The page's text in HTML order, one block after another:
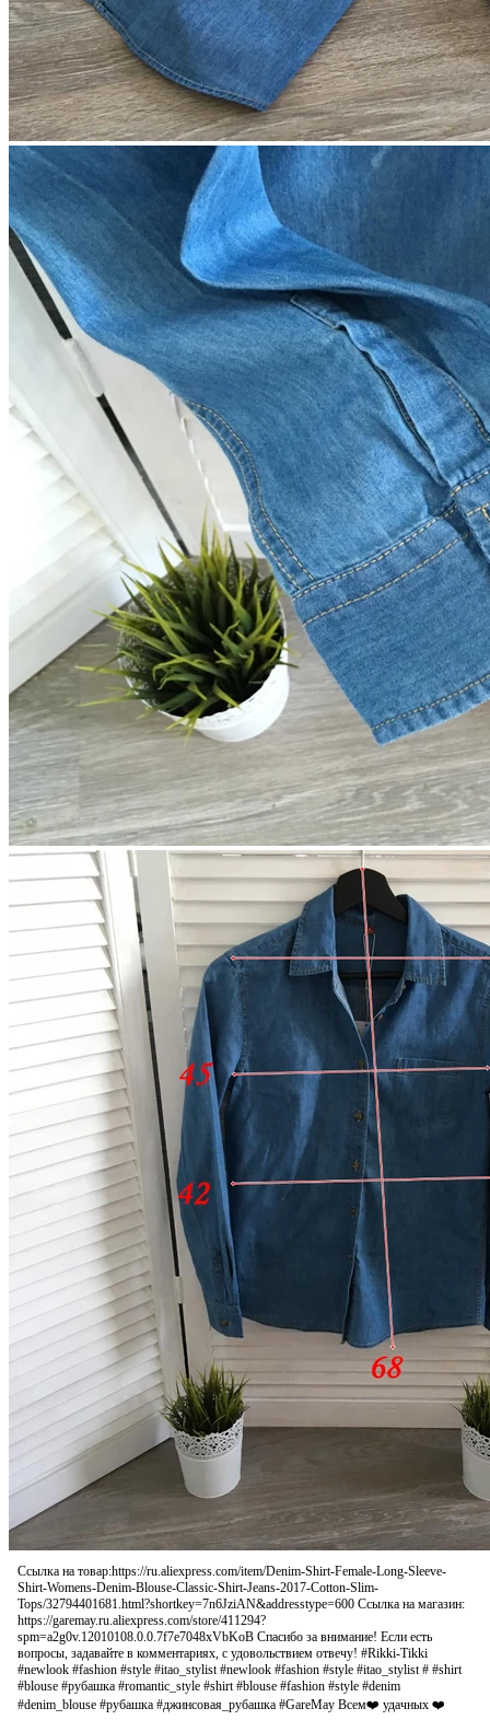
Ссылка на товар:https://ru.aliexpress.com/item/Denim-Shirt-Female-Long-Sleeve-
Shirt-Womens-Denim-Blouse-Classic-Shirt-Jeans-2017-Cotton-Slim-
Tops/32794401681.html?shortkey=7n6JziAN&addresstype=600 Ссылка на магазин:
https://garemay.ru.aliexpress.com/store/411294?
spm=a2g0v.12010108.0.0.7f7e7048xVbKoB Спасибо за внимание! Если есть
вопросы, задавайте в комментариях, с удовольствием отвечу! #Rikki-Tikki
#newlook #fashion #style #itao_stylist #newlook #fashion #style #itao_stylist # #shirt
#blouse #рубашка #romantic_style #shirt #blouse #fashion #style #denim
#denim_blouse #рубашка #джинсовая_рубашка #GareMay Всем❤️ удачных ❤️